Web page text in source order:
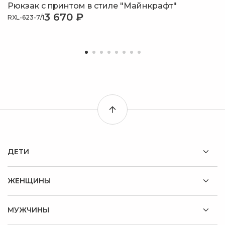
Рюкзак с принтом в стиле "Майнкрафт"
RXL-623-7/13 670 ₽
ДЕТИ
ЖЕНЩИНЫ
МУЖЧИНЫ